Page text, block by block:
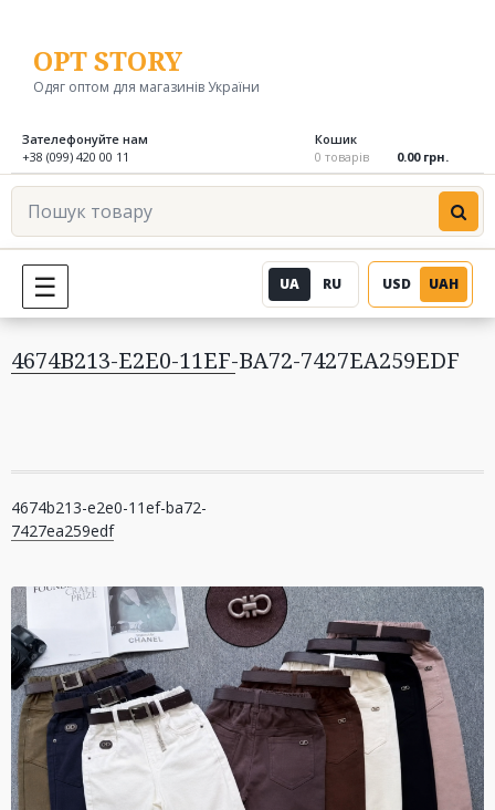
вмістуOPT STORY
Одяг оптом для магазинів України
Зателефонуйте нам
+38 (099) 420 00 11
Кошик
0 товарів
0.00 грн.
Пошук
товару
UA RU USD UAH
4674B213-E2E0-11EF-BA72-7427EA259EDF
записів
4674b213-e2e0-11ef-ba72-
7427ea259edf